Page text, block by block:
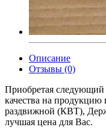
Описание
Отзывы (0)
Приобретая следующий
качества на
раздвижной (КВТ),
лучшая цена для Вас.